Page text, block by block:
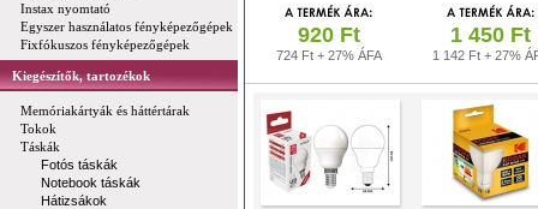
Instax nyomtató
Egyszer használatos fényképezőgépek
Fixfókuszos fényképezőgépek
Kiegészítők, tartozékok
Memóriakártyák és háttértárak
Tokok
Táskák
Fotós táskák
Notebook táskák
Hátizsákok
920 Ft
724 Ft + 27% ÁFA
1 450 Ft
1 142 Ft + 27%